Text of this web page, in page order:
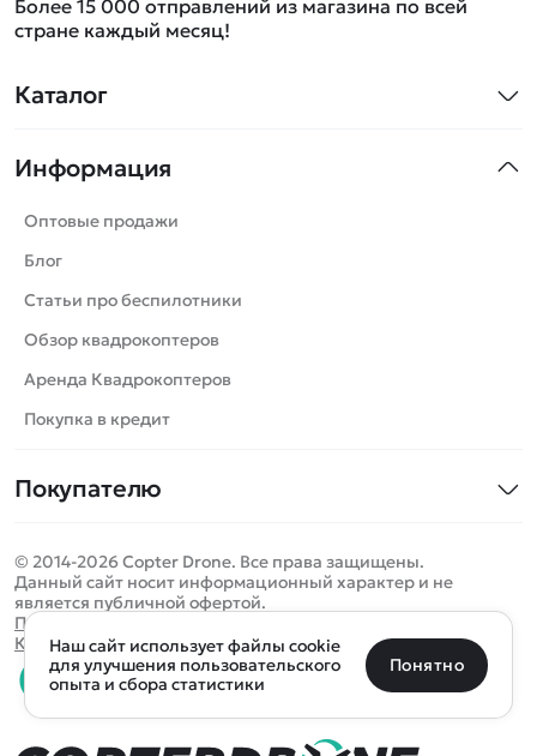
Каталог
Машинки
Танки
Вертолеты
Катера
Роботы
Самолеты
Сборные модели
Спецтехника
Игрушки
Запчасти для моделей
Бренды
Информация
Оптовые продажи
Блог
Статьи про беспилотники
Обзор квадрокоптеров
Аренда Квадрокоптеров
Покупка в кредит
Покупателю
Оплата и доставка
Помощь
Отследить заказ
Оплата на сайте
Более 15 000 отправлений из магазина по всей
стране каждый месяц!
© 2014-2026 Copter Drone. Все права защищены.
Данный сайт носит информационный характер и не
является публичной офертой.
Политика конфиденциальности
Карта сайта
0 товаров Очистить
Определить местоположение
Санкт-Петербург Москва Майкоп Уфа
Наш сайт использует файлы cookie
для улучшения пользовательского
опыта и сбора статистики
Понятно